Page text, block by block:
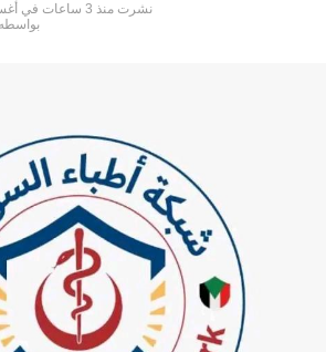
داعياً إلى ضرورة التعاون في تلك المشاريع
وطرح وزير النفط والغاز حمد عبد الله
الجانب الروسي في مجالات الطاقة
الهائلة التي يتمتع بها الروس في تقانة
مشيراً إلى توفر فرص لإقامة موانئ لتصدير
جانب إنشاء مصانع للبتروكيماويات.
نشرت منذ 3 ساعات في
بواسطه